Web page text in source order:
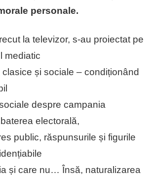
personale.
la televizor, s-au proiectat pe
mediatic
și sociale – condiționând
despre campania
electorală,
public, răspunsurile și figurile
și care nu… Însă, naturalizarea